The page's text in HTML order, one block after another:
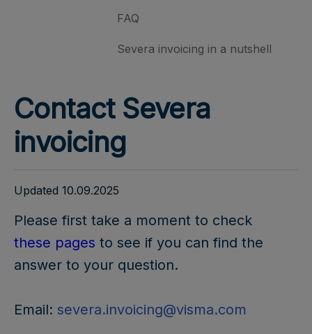
FAQ
Severa invoicing in a nutshell
Contact Severa
invoicing
Updated 10.09.2025
Please first take a moment to check
these pages to see if you can find the
answer to your question.
Email: severa.invoicing@visma.com